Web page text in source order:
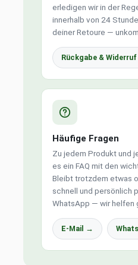
erledigen wir in der
innerhalb von 24
deiner Retoure —
Rückgabe &
Häufige Fragen
Zu jedem Produkt und
es ein FAQ mit den
Bleibt trotzdem etwas
schnell und persönlich
WhatsApp — wir helfen
E-Mail →